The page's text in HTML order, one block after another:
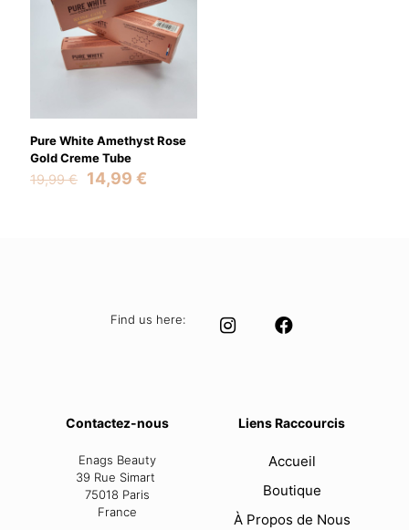
Pure White Amethyst Rose
Gold Creme Tube
19,99€
Original
14,99 €
Find us here:
Contactez-nous
Enags Beauty
39 Rue Simart
75018 Paris
France
Liens Raccourcis
Accueil
Boutique
À Propos de Nous